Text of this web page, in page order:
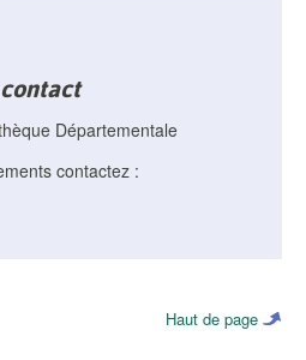
Départementale
contactez :
Haut de page